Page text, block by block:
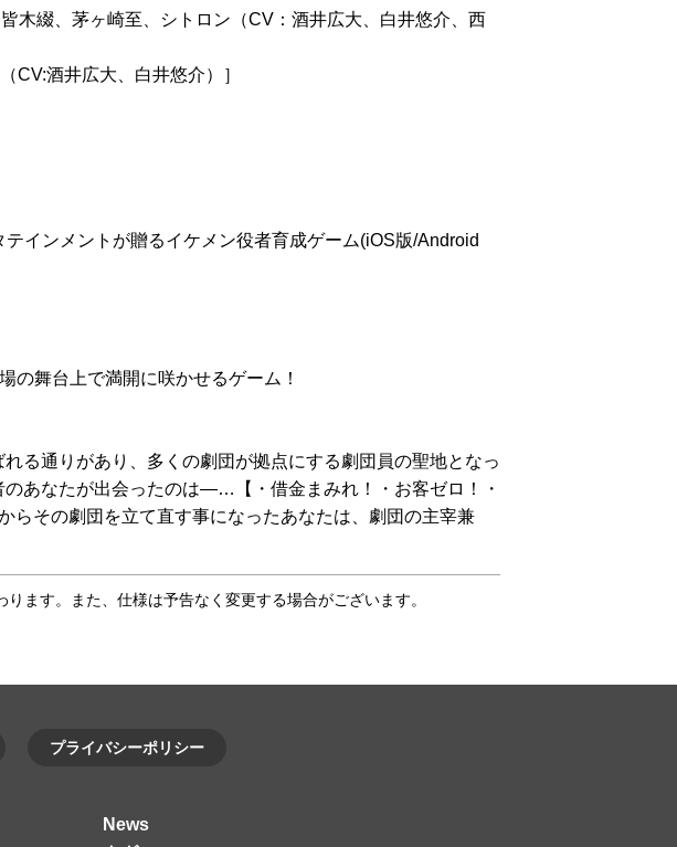
木綴、茅ヶ崎至、シトロン（CV：酒井広大、白井悠介、西
CV:酒井広大、白井悠介）］
インメントが贈るイケメン役者育成ゲーム(iOS版/Android
の舞台上で満開に咲かせるゲーム！
る通りがあり、多くの劇団が拠点にする劇団員の聖地となっ
あなたが出会ったのは―…【・借金まみれ！・お客ゼロ！・
らその劇団を立て直す事になったあなたは、劇団の主宰兼
ます。また、仕様は予告なく変更する場合がございます。
プライバシーポリシー
News